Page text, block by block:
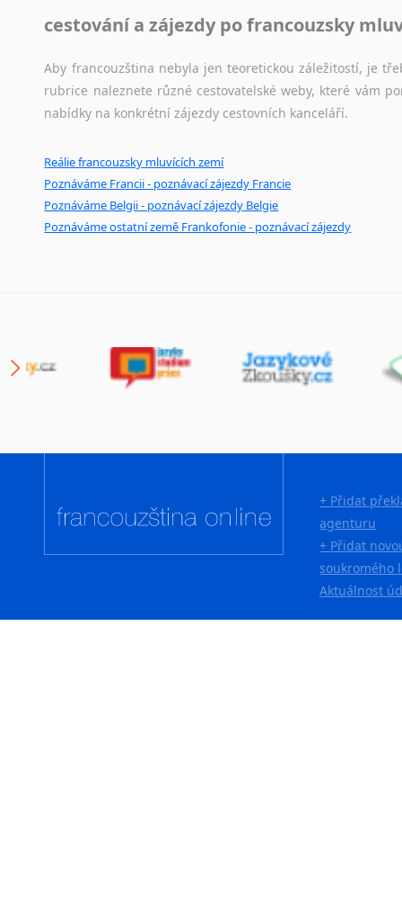
cestování a zájezdy po francouzsky
Aby francouzština nebyla jen teoretickou záležitostí, je
rubrice naleznete různé cestovatelské weby, které vám
nabídky na konkrétní zájezdy cestovních kanceláří.
Reálie francouzsky mluvících zemí
Poznáváme Francii - poznávací zájezdy Francie
Poznáváme Belgii - poznávací zájezdy Belgie
Poznáváme ostatní země Frankofonie - poznávací zájezdy
+ Přidat
agenturu
+ Přidat
soukromého
Aktuálnost